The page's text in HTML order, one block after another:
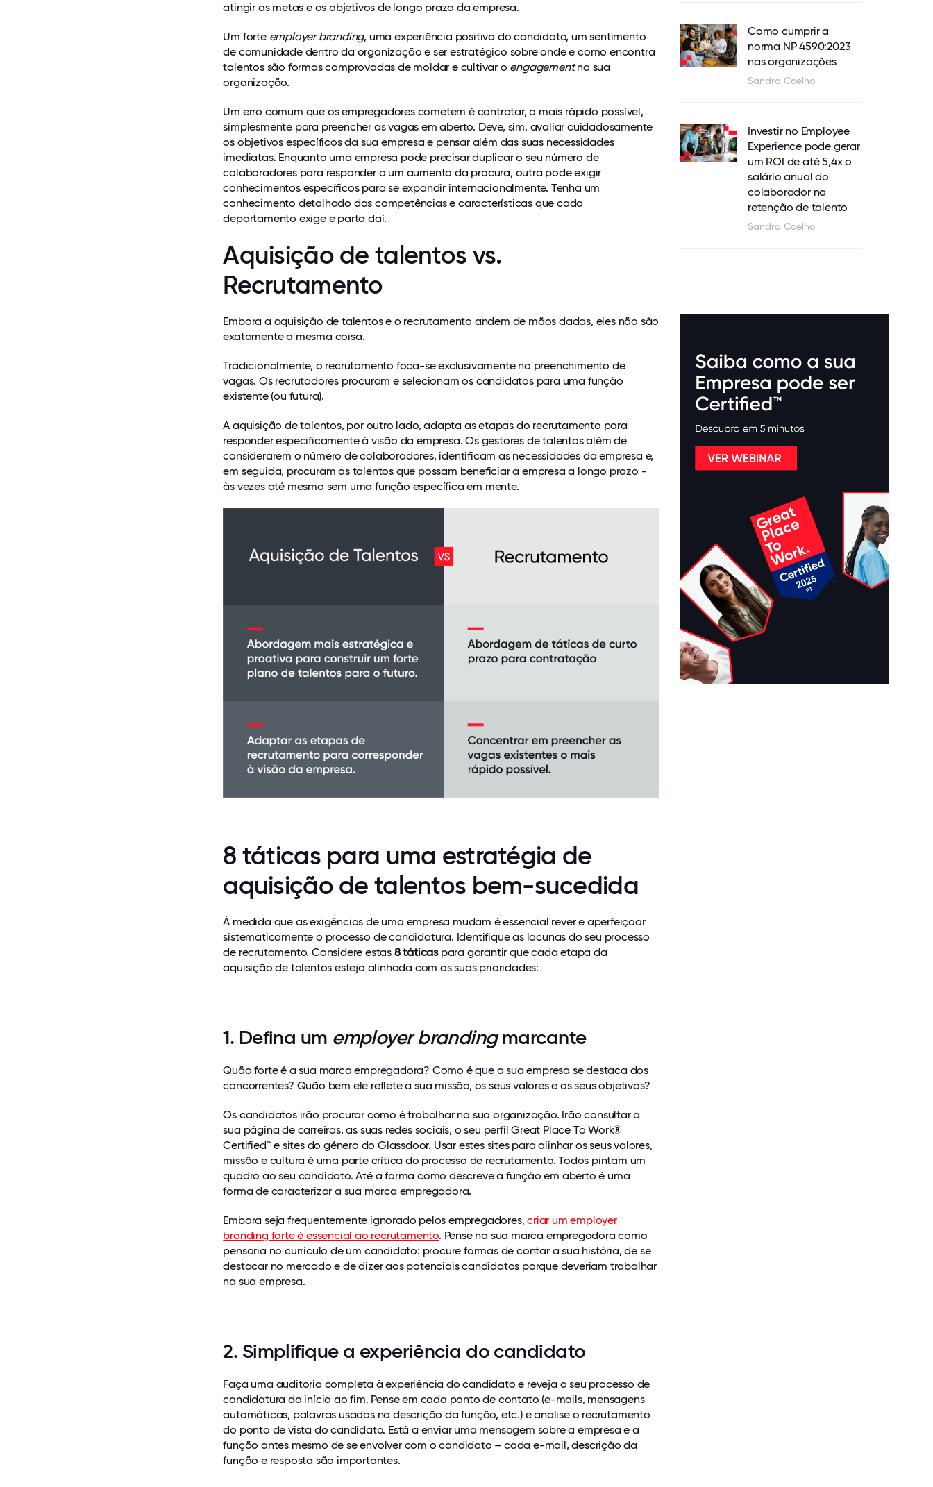
atingir as metas e os objetivos de longo prazo da empresa.
Um forte employer branding, uma experiência positiva do candidato, um sentimento
de comunidade dentro da organização e ser estratégico sobre onde e como encontra
talentos são formas comprovadas de moldar e cultivar o engagementna sua
organização.
Um erro comum que os empregadores cometem é contratar, o mais rápido possível,
simplesmente para preencher as vagas em aberto. Deve, sim, avaliar cuidadosamente
os objetivos específicos da sua empresa e pensar além das suas necessidades
imediatas. Enquanto uma empresa pode precisar duplicar o seu número de
colaboradores para responder a um aumento da procura, outra pode exigir
conhecimentos específicos para se expandir internacionalmente. Tenha um
conhecimento detalhado das competências e características que cada
departamento exige e parta daí.
Aquisição de talentos vs.
Recrutamento
Embora a aquisição de talentos e o recrutamento andem de mãos dadas, eles não são
exatamente a mesma coisa.
Tradicionalmente, o recrutamento foca-se exclusivamente no preenchimento de
vagas. Os recrutadores procuram e selecionam os candidatos para uma função
existente (ou futura).
A aquisição de talentos, por outro lado, adapta as etapas do recrutamento para
responder especificamente à visão da empresa. Os gestores de talentos além de
considerarem o número de colaboradores, identificam as necessidades da empresa e,
em seguida, procuram os talentos que possam beneficiar a empresa a longo prazo -
às vezes até mesmo sem uma função específica em mente.
8 táticas para uma estratégia de
aquisição de talentos bem-sucedida
À medida que as exigências de uma empresa mudam é essencial rever e aperfeiçoar
sistematicamente o processo de candidatura. Identifique as lacunas do seu processo
de recrutamento. Considere estas 8 táticaspara garantir que cada etapa da
aquisição de talentos esteja alinhada com as suas prioridades:
1. Defina um employer brandingmarcante
Quão forte é a sua marca empregadora? Como é que a sua empresa se destaca dos
concorrentes? Quão bem ele reflete a sua missão, os seus valores e os seus objetivos?
Os candidatos irão procurar como é trabalhar na sua organização. Irão consultar a
sua página de carreiras, as suas redes sociais, o seu perfil Great Place To Work®
Certified™ e sites do género do Glassdoor. Usar estes sites para alinhar os seus valores,
missão e cultura é uma parte crítica do processo de recrutamento. Todos pintam um
quadro ao seu candidato. Até a forma como descreve a função em aberto é uma
forma de caracterizar a sua marca empregadora.
Embora seja frequentemente ignorado pelos empregadores, criar um employer
branding forte é essencial ao recrutamento. Pense na sua marca empregadora como
pensaria no currículo de um candidato: procure formas de contar a sua história, de se
destacar no mercado e de dizer aos potenciais candidatos porque deveriam trabalhar
na sua empresa.
2. Simplifique a experiência do candidato
Faça uma auditoria completa à experiência do candidato e reveja o seu processo de
candidatura do início ao fim. Pense em cada ponto de contato (e-mails, mensagens
automáticas, palavras usadas na descrição da função, etc.) e analise o recrutamento
do ponto de vista do candidato. Está a enviar uma mensagem sobre a empresa e a
função antes mesmo de se envolver com o candidato – cada e-mail, descrição da
função e resposta são importantes.
Como cumprir a
norma NP 4590:2023
nas organizações
Sandra Coelho
Investir no Employee
Experience pode gerar
um ROI de até 5,4x o
salário anual do
colaborador na
retenção de talento
Sandra Coelho